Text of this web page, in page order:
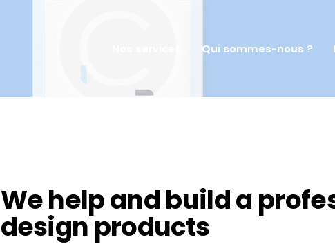
Qui sommes-nous ?
CONTACTER
We help and build a
design products